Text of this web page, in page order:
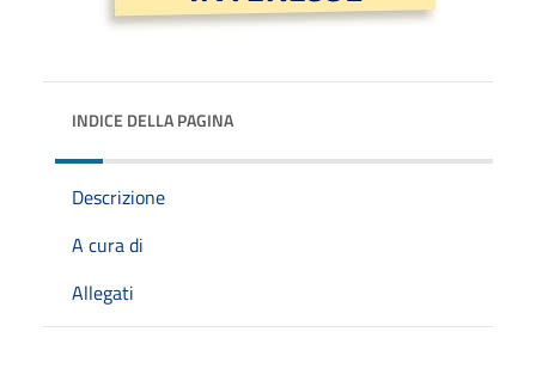
INDICE DELLA PAGINA
Descrizione
A cura di
Allegati